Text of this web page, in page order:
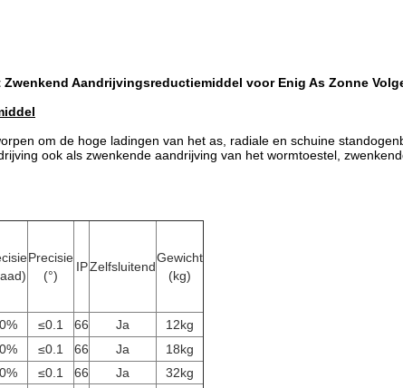
Zwenkend Aandrijvingsreductiemiddel voor Enig As Zonne
om de hoge ladingen van het as, radiale en schuine
ook als zwenkende aandrijving van het wormtoestel,
Precisie
(°)
IPZelfsluitend
Gewicht
(kg)
≤0.1 66 Ja
12kg
≤0.1 66 Ja
18kg
≤0.1 66 Ja
32kg